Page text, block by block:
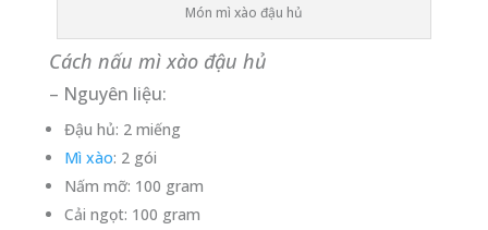
Món mì xào đậu hủ
Cách nấu mì xào đậu hủ
– Nguyên liệu:
Đậu hủ: 2 miếng
Mì xào: 2 gói
Nấm mỡ: 100 gram
Cải ngọt: 100 gram